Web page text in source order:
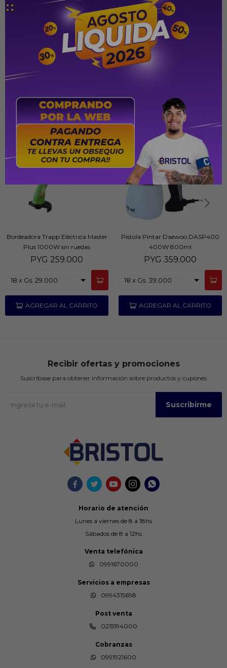
Rango de corte 51 cm.
Sistema de protección al usuario, que solamente puede
ser accionado con las dos manos.
PRODUCTOS QUE TE PUEDEN INTERESAR
Bordeadora Trapp Eléctrica Master
Plus 1000W sin ruedas
PYG 259.000
Pistola Pintar Daewoo DASP400
400W 800ml
PYG 359.000
    
Horario de atención
Lunes a viernes de 8 a 18hs
Sábados de 8 a 12hs
Venta telefónica
0991670000
Servicios a empresas
0994315698
Post venta
0215194000
Cobranzas
0991921600
Recibir ofertas y promociones
Suscríbase para obtener información sobre productos y cupones
Suscribirme